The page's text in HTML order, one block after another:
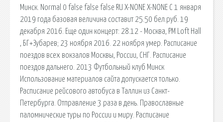
Минск. Normal 0 false false false RU X-NONE X-NONE С 1 января
2019 года базовая величина составит 25.50 бел.руб. 19
декабря 2016. Еще один концерт: 28.12 - Москва, PM Loft Hall
, БГ+Зубарев; 23 ноября 2016. 22 ноября умер. Расписание
поездов всех вокзалов Москвы, России, СНГ. Расписание
поездов дальнего. 2013 Футбольный клуб Минск
Использование материалов сайта допускается только.
Расписание рейсового автобуса в Таллин из Санкт-
Петербурга. Отправление 3 раза в день. Православные
паломнические туры по России и миру. Расписание